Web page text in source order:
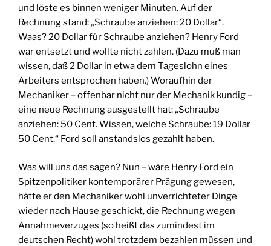
und löste es binnen weniger Minuten. Auf der
Rechnung stand: „Schraube anziehen: 20 Dollar“.
Waas? 20 Dollar für Schraube anziehen? Henry Ford
war entsetzt und wollte nicht zahlen. (Dazu muß man
wissen, daß 2 Dollar in etwa dem Tageslohn eines
Arbeiters entsprochen haben.) Woraufhin der
Mechaniker – offenbar nicht nur der Mechanik kundig –
eine neue Rechnung ausgestellt hat: „Schraube
anziehen: 50 Cent. Wissen, welche Schraube: 19 Dollar
50 Cent.“ Ford soll anstandslos gezahlt haben.
Was will uns das sagen? Nun – wäre Henry Ford ein
Spitzenpolitiker kontemporärer Prägung gewesen,
hätte er den Mechaniker wohl unverrichteter Dinge
wieder nach Hause geschickt, die Rechnung wegen
Annahmeverzuges (so heißt das zumindest im
deutschen Recht) wohl trotzdem bezahlen müssen und